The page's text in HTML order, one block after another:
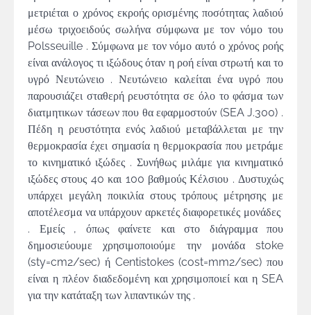
μετριέται ο χρόνος εκροής ορισμένης ποσότητας λαδιού
μέσω τριχοειδούς σωλήνα σύμφωνα με τον νόμο του
Polsseuille . Σύμφωνα με τον νόμο αυτό ο χρόνος ροής
είναι ανάλογος τι ιξώδους όταν η ροή είναι στρωτή και το
υγρό Νευτώνειο . Νευτώνειο καλείται ένα υγρό που
παρουσιάζει σταθερή ρευστότητα σε όλο το φάσμα των
διατμητικων τάσεων που θα εφαρμοστούν (SEA J.300) .
Πέδη η ρευστότητα ενός λαδιού μεταβάλλεται με την
θερμοκρασία έχει σημασία η θερμοκρασία που μετράμε
το κινηματικό ιξώδες . Συνήθως μιλάμε για κινηματικό
ιξώδες στους 40 και 100 βαθμούς Κέλσιου . Δυστυχώς
υπάρχει μεγάλη ποικιλία στους τρόπους μέτρησης με
αποτέλεσμα να υπάρχουν αρκετές διαφορετικές μονάδες
. Εμείς , όπως φαίνετε και στο διάγραμμα που
δημοσιεύουμε χρησιμοποιούμε την μονάδα stoke
(sty=cm2/sec) ή Centistokes (cost=mm2/sec) που
είναι η πλέον διαδεδομένη και χρησιμοποιεί και η SEA
για την κατάταξη των λιπαντικών της .